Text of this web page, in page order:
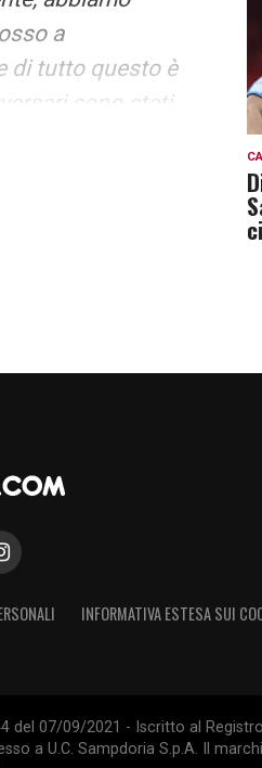
a
di tutto questo è
sono stati
INFORMATIVA ESTESA SUI
07/09/2021 - Iscritto al
a U.C. Sampdoria S.p.A. Il